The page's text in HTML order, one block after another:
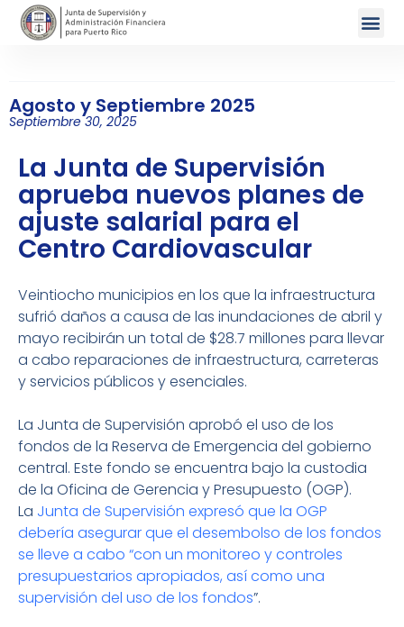
Agosto y Septiembre 2025
Septiembre 30, 2025
La Junta de Supervisión
aprueba nuevos planes de
ajuste salarial para el
Centro Cardiovascular
Veintiocho municipios en los que la infraestructura
sufrió daños a causa de las inundaciones de abril y
mayo recibirán un total de $28.7 millones para llevar
a cabo reparaciones de infraestructura, carreteras
y servicios públicos y esenciales.
La Junta de Supervisión aprobó el uso de los
fondos de la Reserva de Emergencia del gobierno
central. Este fondo se encuentra bajo la custodia
de la Oficina de Gerencia y Presupuesto (OGP).
La Junta de Supervisión expresó que la OGP
debería asegurar que el desembolso de los fondos
se lleve a cabo “con un monitoreo y controles
presupuestarios apropiados, así como una
supervisión del uso de los fondos”.